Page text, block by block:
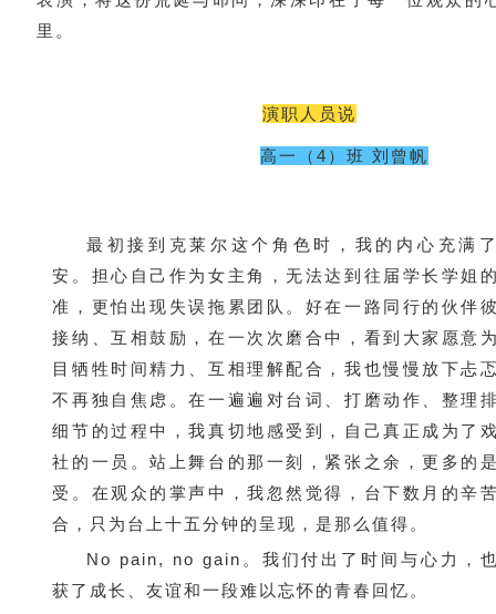
里。
演职人员说
高一（4）班 刘曾帆
最初接到克莱尔这个角色时，我的内心充满
安。担心自己作为女主角，无法达到往届学长学姐
准，更怕出现失误拖累团队。好在一路同行的伙伴
接纳、互相鼓励，在一次次磨合中，看到大家愿意
目牺牲时间精力、互相理解配合，我也慢慢放下忐
不再独自焦虑。在一遍遍对台词、打磨动作、整理
细节的过程中，我真切地感受到，自己真正成为了
社的一员。站上舞台的那一刻，紧张之余，更多的
受。在观众的掌声中，我忽然觉得，台下数月的辛
合，只为台上十五分钟的呈现，是那么值得。
No pain, no gain。我们付出了时间与心力，
获了成长、友谊和一段难以忘怀的青春回忆。